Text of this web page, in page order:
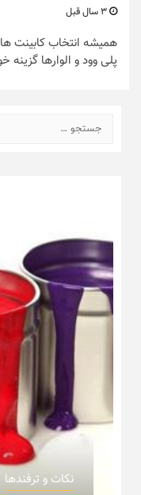
همیشه انتخاب کابینت
پلی وود و الوارها گزینه
جستجو
برای:
نکات و ترفندها